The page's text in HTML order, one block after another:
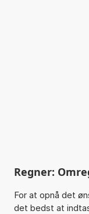
Regner:
For at opnå det
det bedst at